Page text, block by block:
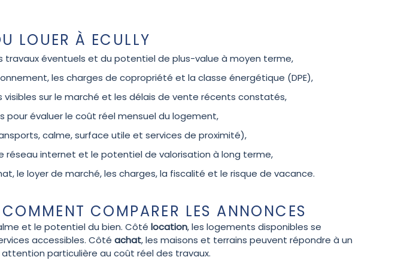
LOUER À ECULLY
éventuels et du potentiel de plus-value à moyen terme,
les charges de copropriété et la classe énergétique (DPE),
sur le marché et les délais de vente récents constatés,
pour évaluer le coût réel mensuel du logement,
calme, surface utile et services de proximité),
réseau internet et le potentiel de valorisation à long terme,
le loyer de marché, les charges, la fiscalité et le risque de vacance.
COMPARER LES ANNONCES
et le potentiel du bien. Côté location, les logements disponibles se
accessibles. Côté achat, les maisons et terrains peuvent répondre à un
particulière au coût réel des travaux.